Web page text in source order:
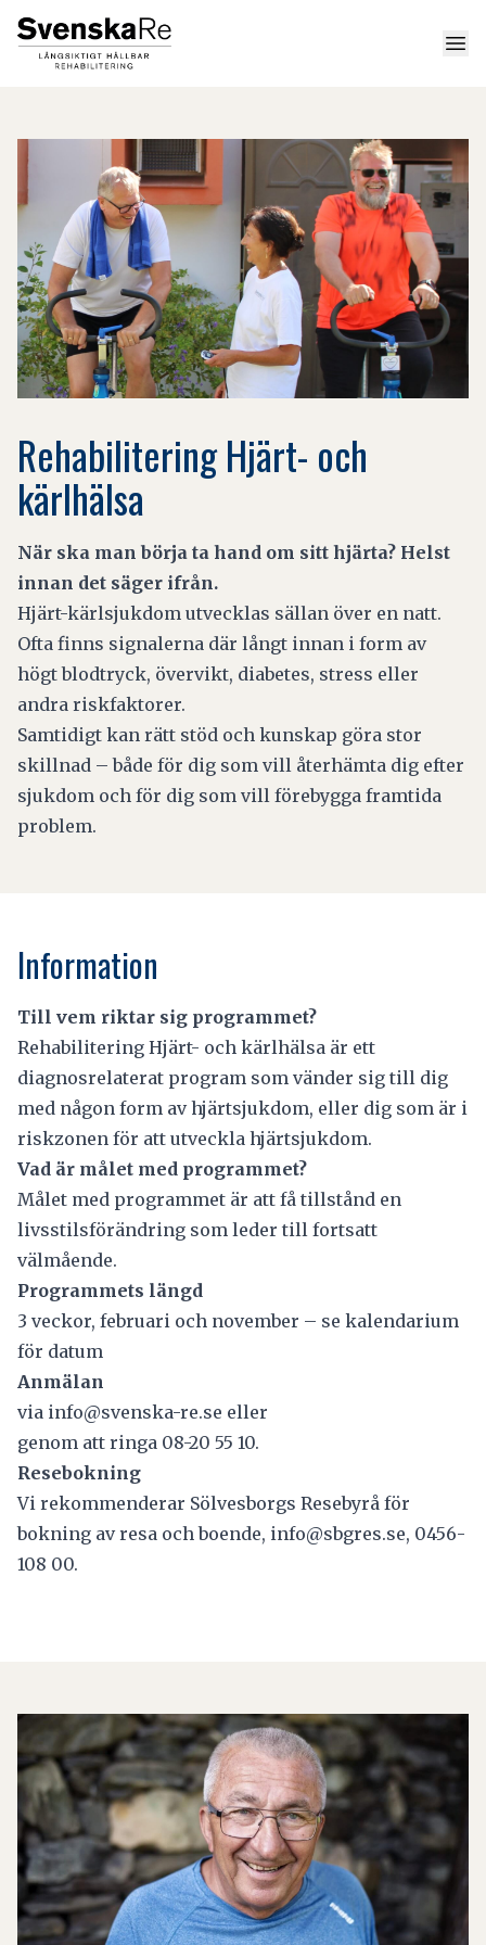
Rehabilitering Hjärt- och
kärlhälsa
När ska man börja ta hand om sitt hjärta? Helst
innan det säger ifrån.
Hjärt-kärlsjukdom utvecklas sällan över en natt.
Ofta finns signalerna där långt innan i form av
högt blodtryck, övervikt, diabetes, stress eller
andra riskfaktorer.
Samtidigt kan rätt stöd och kunskap göra stor
skillnad – både för dig som vill återhämta dig efter
sjukdom och för dig som vill förebygga framtida
problem.
Information
Till vem riktar sig programmet?
Rehabilitering Hjärt- och kärlhälsa är ett
diagnosrelaterat program som vänder sig till dig
med någon form av hjärtsjukdom, eller dig som är i
riskzonen för att utveckla hjärtsjukdom.
Vad är målet med programmet?
Målet med programmet är att få tillstånd en
livsstilsförändring som leder till fortsatt
välmående.
Programmets längd
3 veckor, februari och november – se kalendarium
för datum
Anmälan
via info@svenska-re.se eller
genom att ringa 08-20 55 10.
Resebokning
Vi rekommenderar Sölvesborgs Resebyrå för
bokning av resa och boende, info@sbgres.se, 0456-
108 00.